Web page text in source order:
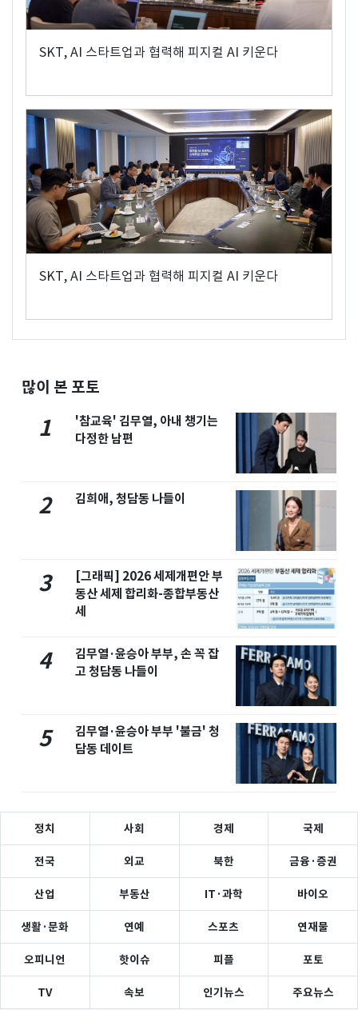
SKT, AI 스타트업과 협력해 피지컬 AI 키운다
SKT, AI 스타트업과 협력해 피지컬 AI 키운다
많이 본 포토
1
'참교육' 김무열, 아내 챙기는
다정한 남편
2 김희애, 청담동 나들이
3
[그래픽] 2026 세제개편안 부
동산 세제 합리화-종합부동산
세
4
김무열·윤승아 부부, 손 꼭 잡
고 청담동 나들이
5
김무열·윤승아 부부 '불금' 청
담동 데이트
정치 사회 경제 국제
전국 외교 북한 금융·증권
산업 부동산 IT·과학 바이오
생활·문화 연예 스포츠 연재물
오피니언 핫이슈 피플 포토
TV 속보 인기뉴스 주요뉴스